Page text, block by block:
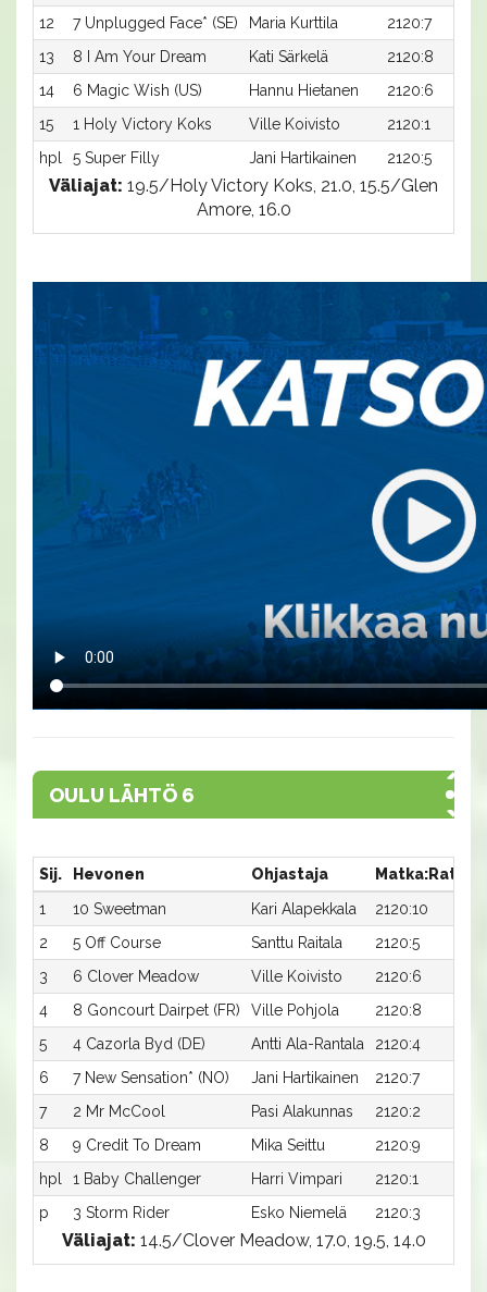
12 7 Unplugged Face* (SE) Maria Kurttila
2120:7
13
8 I Am Your Dream Kati Särkelä
2120:8
14
6 Magic Wish (US) Hannu Hietanen
2120:6
15
1 Holy Victory Koks Ville Koivisto
2120:1
hpl
5 Super Filly Jani Hartikainen 2120:5
Väliajat: 19.5/Holy Victory Koks, 21.0, 15.5/Glen
Amore, 16.0
OULU LÄHTÖ 6
Sij. Hevonen Ohjastaja Matka:Rata
1
10 Sweetman Kari Alapekkala 2120:10
2
5 Off Course Santtu Raitala 2120:5
3
6 Clover Meadow Ville Koivisto 2120:6
4
8 Goncourt Dairpet (FR) Ville Pohjola 2120:8
5
4 Cazorla Byd (DE) Antti Ala-Rantala 2120:4
6
7 New Sensation* (NO) Jani Hartikainen 2120:7
7
2 Mr McCool Pasi Alakunnas 2120:2
8
9 Credit To Dream Mika Seittu 2120:9
hpl
1 Baby Challenger Harri Vimpari 2120:1
p
3 Storm Rider Esko Niemelä 2120:3
Väliajat: 14.5/Clover Meadow, 17.0, 19.5, 14.0